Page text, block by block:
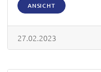
ANSICHT
27.02.2023